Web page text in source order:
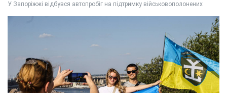
У Запоріжжі відбувся автопробіг на підтримку військовополонених